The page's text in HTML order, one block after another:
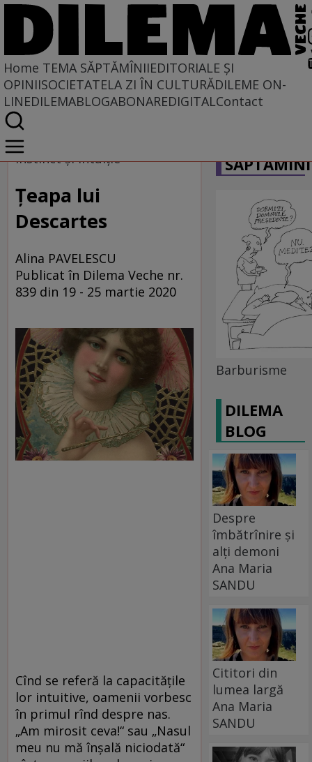
Home TEMA SĂPTĂMÎNIIEDITORIALE ȘI
OPINIISOCIETATELA ZI ÎN CULTURĂDILEME ON-
LINEDILEMABLOGABONAREDIGITALContact
Home
Tema săptămînii
Instinct și intuiție
Țeapa lui
Descartes
Alina PAVELESCU
Publicat în Dilema Veche nr.
839 din 19 - 25 martie 2020
Cînd se referă la capacitățile
lor intuitive, oamenii vorbesc
în primul rînd despre nas.
„Am mirosit ceva!“ sau „Nasul
meu nu mă înșală niciodată“
Barburisme
DILEMA
BLOG
Despre
îmbătrînire și
alți demoni
Ana Maria
SANDU
Cititori din
lumea largă
Ana Maria
SANDU